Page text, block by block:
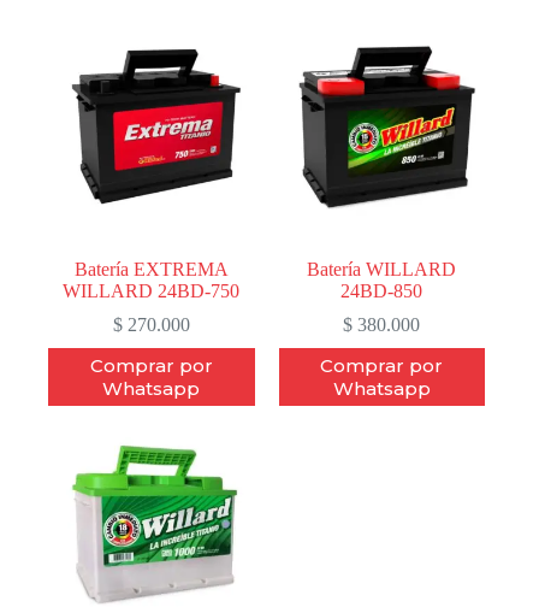
Batería EXTREMA
WILLARD 24BD-750
$270.000
Comprar por
Whatsapp
Batería WILLARD
24BD-850
$ 380.000
Comprar por
Whatsapp